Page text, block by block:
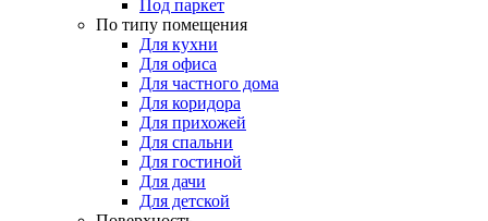
Под паркет
По типу помещения
Для кухни
Для офиса
Для частного дома
Для коридора
Для прихожей
Для спальни
Для гостиной
Для дачи
Для детской